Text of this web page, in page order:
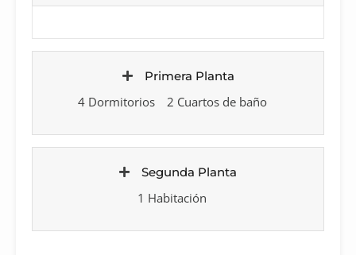
Primera Planta
4 Dormitorios 2 Cuartos de baño
Segunda Planta
1 Habitación